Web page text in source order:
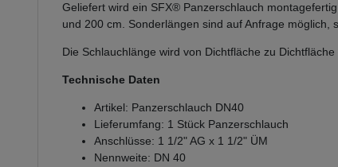
Geliefert wird ein SFX® Panzerschlauch
und 200 cm. Sonderlängen sind auf Anfrage möglich,
Die Schlauchlänge wird von Dichtfläche zu
Technische Daten
Artikel: Panzerschlauch DN40
Lieferumfang: 1 Stück Panzerschlauch
Anschlüsse: 1 1/2" AG x 1 1/2" ÜM
Nennweite: DN 40